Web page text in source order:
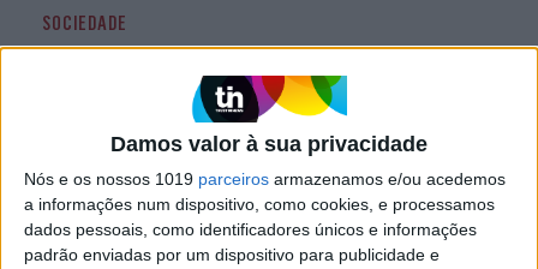
Damos valor à sua privacidade
Nós e os nossos 1019 parceiros armazenamos e/ou acedemos
a informações num dispositivo, como cookies, e processamos
dados pessoais, como identificadores únicos e informações
padrão enviadas por um dispositivo para publicidade e
SOCIEDADE
Viseu, Guarda, Leiria, Castelo
Branco e Coimbra sob aviso
amarelo devido ao mau tempo
Os distritos de Viseu, Guarda, Leiria, Castelo
Branco e Coimbra estão hoje sob aviso amarelo
devido à previsão de aguaceiros, por vezes fortes
e com possibilidade de granizo, e de trovoadas
frequentes e dispersas, segundo o IPMA